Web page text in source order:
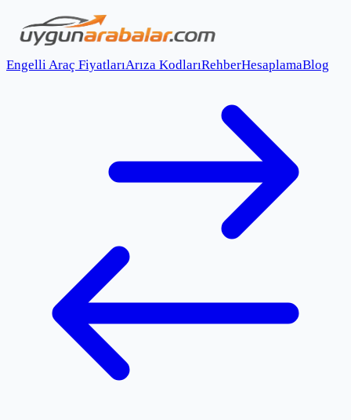
Engelli Araç FiyatlarıArıza KodlarıRehberHesaplamaBlog